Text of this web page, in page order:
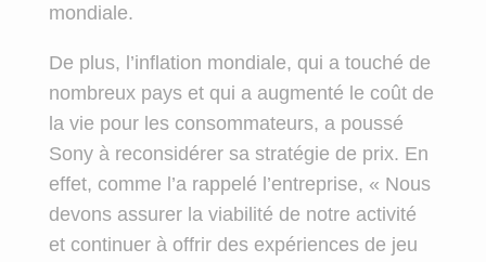
mondiale.
De plus, l’inflation mondiale, qui a touché de
nombreux pays et qui a augmenté le coût de
la vie pour les consommateurs, a poussé
Sony à reconsidérer sa stratégie de prix. En
effet, comme l’a rappelé l’entreprise, « Nous
devons assurer la viabilité de notre activité
et continuer à offrir des expériences de jeu